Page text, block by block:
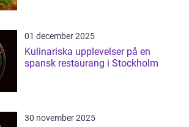
01 december 2025
Kulinariska upplevelser på en
spansk restaurang i Stockholm
30 november 2025